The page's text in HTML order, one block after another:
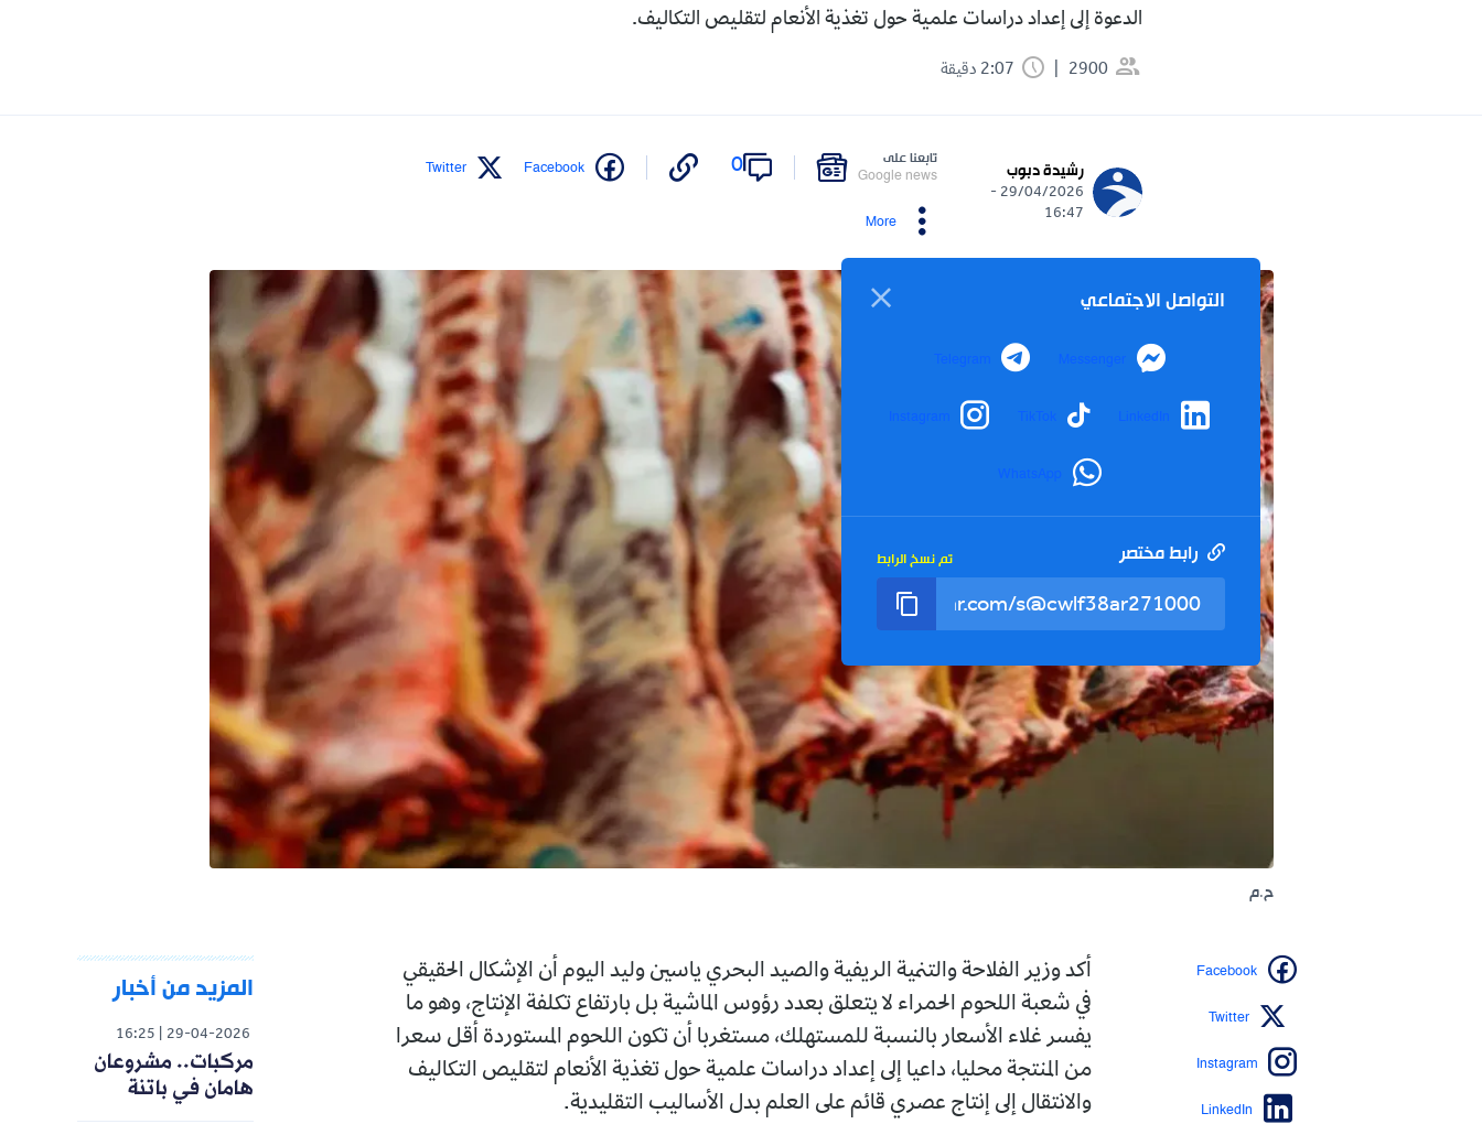
الدعوة إلى إعداد دراسات علمية حول تغذية الأنعام لتقليص التكاليف.
2900
رشيدة دبوب
29/04/2026 -
16:47
تابعنا على
Google news
0
Facebook
Twitter
More
التواصل الاجتماعي
Messenger
Telegram
LinkedIn
TikTok
Instagram
WhatsApp
رابط مختصر تم نسخ الرابط
ح.م
أكد وزير الفلاحة والتنمية الريفية والصيد البحري ياسين وليد اليوم أن الإشكال الحقيقي
في شعبة اللحوم الحمراء لا يتعلق بعدد رؤوس الماشية بل بارتفاع تكلفة الإنتاج، وهو ما
يفسر غلاء الأسعار بالنسبة للمستهلك، مستغربا أن تكون اللحوم المستوردة أقل سعرا
من المنتجة محليا، داعيا إلى إعداد دراسات علمية حول تغذية الأنعام لتقليص التكاليف
والانتقال إلى إنتاج عصري قائم على العلم بدل الأساليب التقليدية.
Facebook
Twitter
Instagram
LinkedIn
المزيد من أخبار
29-04-2026
16:25
مركبات.. مشروعان
هامان في باتنة